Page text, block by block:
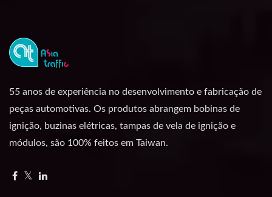
55 anos de experiência no desenvolvimento e fabricação de
peças automotivas. Os produtos abrangem bobinas de
ignição, buzinas elétricas, tampas de vela de ignição e
módulos, são 100% feitos em Taiwan.